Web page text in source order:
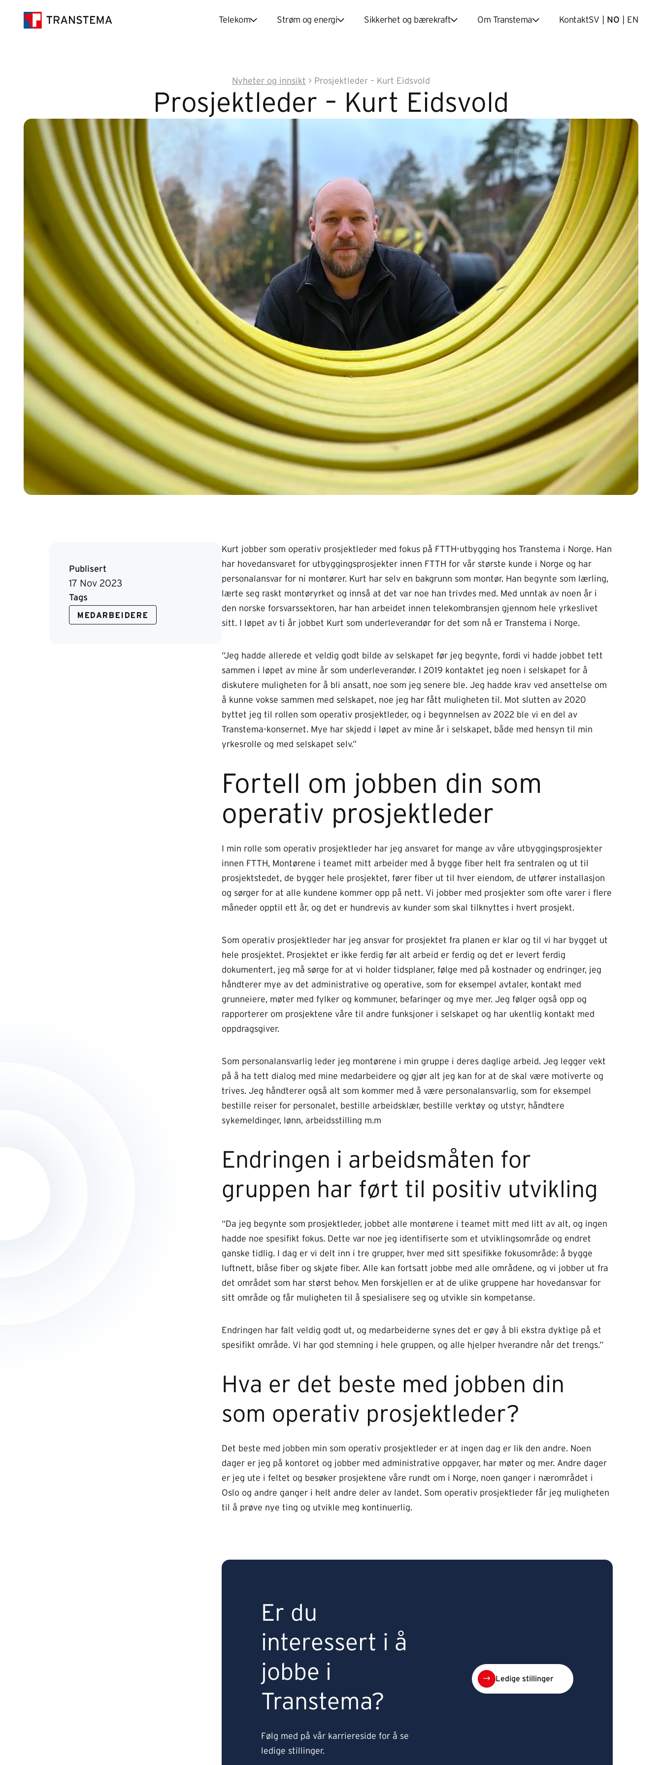
Telekom Strøm og energi Sikkerhet og bærekraft Om Transtema KontaktSV NO EN
Nyheter og innsikt > Prosjektleder – Kurt Eidsvold
Prosjektleder – Kurt Eidsvold
Publisert
17 Nov 2023
Tags
MEDARBEIDERE
Kurt jobber som operativ prosjektleder med fokus på FTTH-utbygging hos Transtema i Norge. Han
har hovedansvaret for utbyggingsprosjekter innen FTTH for vår største kunde i Norge og har
personalansvar for ni montører. Kurt har selv en bakgrunn som montør. Han begynte som lærling,
lærte seg raskt montøryrket og innså at det var noe han trivdes med. Med unntak av noen år i
den norske forsvarssektoren, har han arbeidet innen telekombransjen gjennom hele yrkeslivet
sitt. I løpet av ti år jobbet Kurt som underleverandør for det som nå er Transtema i Norge.
“Jeg hadde allerede et veldig godt bilde av selskapet før jeg begynte, fordi vi hadde jobbet tett
sammen i løpet av mine år som underleverandør. I 2019 kontaktet jeg noen i selskapet for å
diskutere muligheten for å bli ansatt, noe som jeg senere ble. Jeg hadde krav ved ansettelse om
å kunne vokse sammen med selskapet, noe jeg har fått muligheten til. Mot slutten av 2020
byttet jeg til rollen som operativ prosjektleder, og i begynnelsen av 2022 ble vi en del av
Transtema-konsernet. Mye har skjedd i løpet av mine år i selskapet, både med hensyn til min
yrkesrolle og med selskapet selv.”
Fortell om jobben din som
operativ prosjektleder
I min rolle som operativ prosjektleder har jeg ansvaret for mange av våre utbyggingsprosjekter
innen FTTH, Montørene i teamet mitt arbeider med å bygge fiber helt fra sentralen og ut til
prosjektstedet, de bygger hele prosjektet, fører fiber ut til hver eiendom, de utfører installasjon
og sørger for at alle kundene kommer opp på nett. Vi jobber med prosjekter som ofte varer i flere
måneder opptil ett år, og det er hundrevis av kunder som skal tilknyttes i hvert prosjekt.
Som operativ prosjektleder har jeg ansvar for prosjektet fra planen er klar og til vi har bygget ut
hele prosjektet. Prosjektet er ikke ferdig før alt arbeid er ferdig og det er levert ferdig
dokumentert, jeg må sørge for at vi holder tidsplaner, følge med på kostnader og endringer, jeg
håndterer mye av det administrative og operative, som for eksempel avtaler, kontakt med
grunneiere, møter med fylker og kommuner, befaringer og mye mer. Jeg følger også opp og
rapporterer om prosjektene våre til andre funksjoner i selskapet og har ukentlig kontakt med
oppdragsgiver.
Som personalansvarlig leder jeg montørene i min gruppe i deres daglige arbeid. Jeg legger vekt
på å ha tett dialog med mine medarbeidere og gjør alt jeg kan for at de skal være motiverte og
trives. Jeg håndterer også alt som kommer med å være personalansvarlig, som for eksempel
bestille reiser for personalet, bestille arbeidsklær, bestille verktøy og utstyr, håndtere
sykemeldinger, lønn, arbeidsstilling m.m
Endringen i arbeidsmåten for
gruppen har ført til positiv utvikling
“Da jeg begynte som prosjektleder, jobbet alle montørene i teamet mitt med litt av alt, og ingen
hadde noe spesifikt fokus. Dette var noe jeg identifiserte som et utviklingsområde og endret
ganske tidlig. I dag er vi delt inn i tre grupper, hver med sitt spesifikke fokusområde: å bygge
luftnett, blåse fiber og skjøte fiber. Alle kan fortsatt jobbe med alle områdene, og vi jobber ut fra
det området som har størst behov. Men forskjellen er at de ulike gruppene har hovedansvar for
sitt område og får muligheten til å spesialisere seg og utvikle sin kompetanse.
Endringen har falt veldig godt ut, og medarbeiderne synes det er gøy å bli ekstra dyktige på et
spesifikt område. Vi har god stemning i hele gruppen, og alle hjelper hverandre når det trengs.”
Hva er det beste med jobben din
som operativ prosjektleder?
Det beste med jobben min som operativ prosjektleder er at ingen dag er lik den andre. Noen
dager er jeg på kontoret og jobber med administrative oppgaver, har møter og mer. Andre dager
er jeg ute i feltet og besøker prosjektene våre rundt om i Norge, noen ganger i nærområdet i
Oslo og andre ganger i helt andre deler av landet. Som operativ prosjektleder får jeg muligheten
til å prøve nye ting og utvikle meg kontinuerlig.
Er du
interessert i å
jobbe i
Transtema?
Følg med på vår karriereside for å se
ledige stillinger.
Ledige stillinger